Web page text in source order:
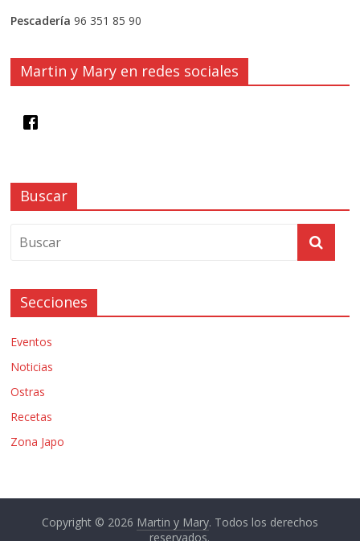
Pescadería 96 351 85 90
Martin y Mary en redes sociales
Buscar
Secciones
Eventos
Noticias
Ostras
Recetas
Zona Japo
Copyright © 2026 Martin y Mary. Todos los derechos
reservados.